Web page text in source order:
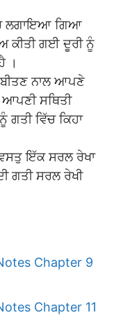
ਲਗਾਇਆ ਗਿਆ
ਕੀਤੀ ਗਈ ਦੂਰੀ ਨੂੰ
।
ਨਾਲ ਆਪਣੇ
ਸਥਿਤੀ
ਗਤੀ ਵਿੱਚ ਕਿਹਾ
ਇੱਕ ਸਰਲ ਰੇਖਾ
ਗਤੀ ਸਰਲ ਰੇਖੀ
Chapter 9
Chapter 11